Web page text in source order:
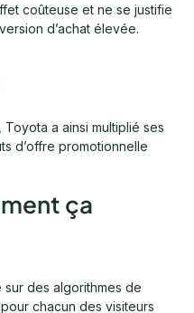
coûteuse et ne se justifie
d’achat élevée.
a ainsi multiplié ses
d’offre promotionnelle
ça
sur des algorithmes de
chacun des visiteurs